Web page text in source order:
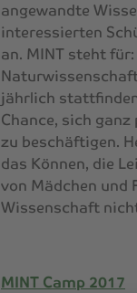
angewandte
interessierten
an. MINT steht
jährlich
Chance, sich
zu beschäftigen.
das Können, die
von Mädchen und
Wissenschaft
MINT Camp 2017